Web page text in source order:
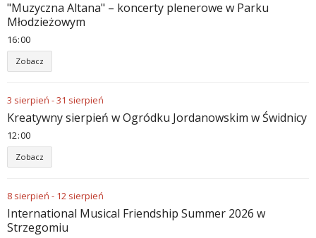
"Muzyczna Altana" – koncerty plenerowe w Parku
Młodzieżowym
16 00
Zobacz
3 sierpień -31 sierpień
Kreatywny sierpień w Ogródku Jordanowskim w Świdnicy
12 00
Zobacz
8 sierpień - 12 sierpień
International Musical Friendship Summer 2026 w
Strzegomiu